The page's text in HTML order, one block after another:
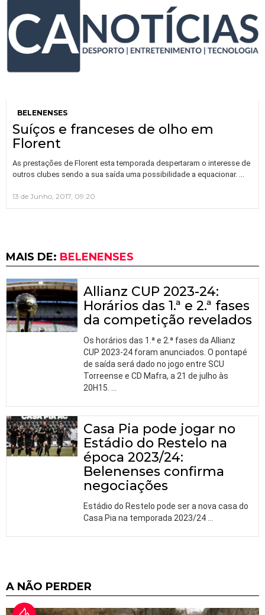
BELENENSES
Suíços e franceses de olho em
Florent
As prestações de Florent esta temporada despertaram o interesse de
outros clubes sendo a sua saída uma possibilidade a equacionar. …
13 de Junho, 2017, 09:20
MAIS DE: BELENENSES
Allianz CUP 2023-24:
Horários das 1.ª e 2.ª fases
da competição revelados
Os horários das 1.ª e 2.ª fases da Allianz
CUP 2023-24 foram anunciados. O pontapé
de saída será dado no jogo entre SCU
Torreense e CD Mafra, a 21 de julho às
20H15. …
Casa Pia pode jogar no
Estádio do Restelo na
época 2023/24:
Belenenses confirma
negociações
Estádio do Restelo pode ser a nova casa do
Casa Pia na temporada 2023/24 …
A NÃO PERDER